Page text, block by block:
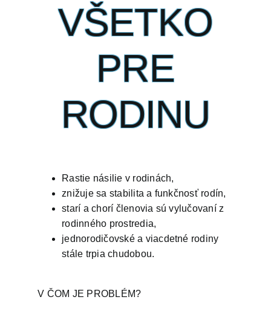
VŠETKO
PRE
RODINU
Rastie násilie v rodinách,
znižuje sa stabilita a funkčnosť rodín,
starí a chorí členovia sú vylučovaní z
rodinného prostredia,
jednorodičovské a viacdetné rodiny
stále trpia chudobou.
V ČOM JE PROBLÉM?